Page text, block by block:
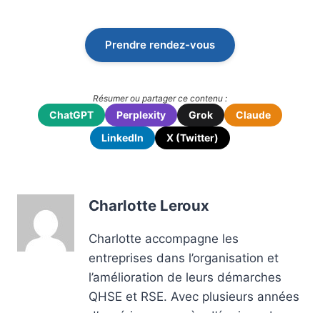
Prendre rendez-vous
Résumer ou partager ce contenu :
ChatGPT Perplexity Grok
Claude
LinkedIn
X (Twitter)
Charlotte Leroux
Charlotte accompagne les
entreprises dans l’organisation et
l’amélioration de leurs démarches
QHSE et RSE. Avec plusieurs années